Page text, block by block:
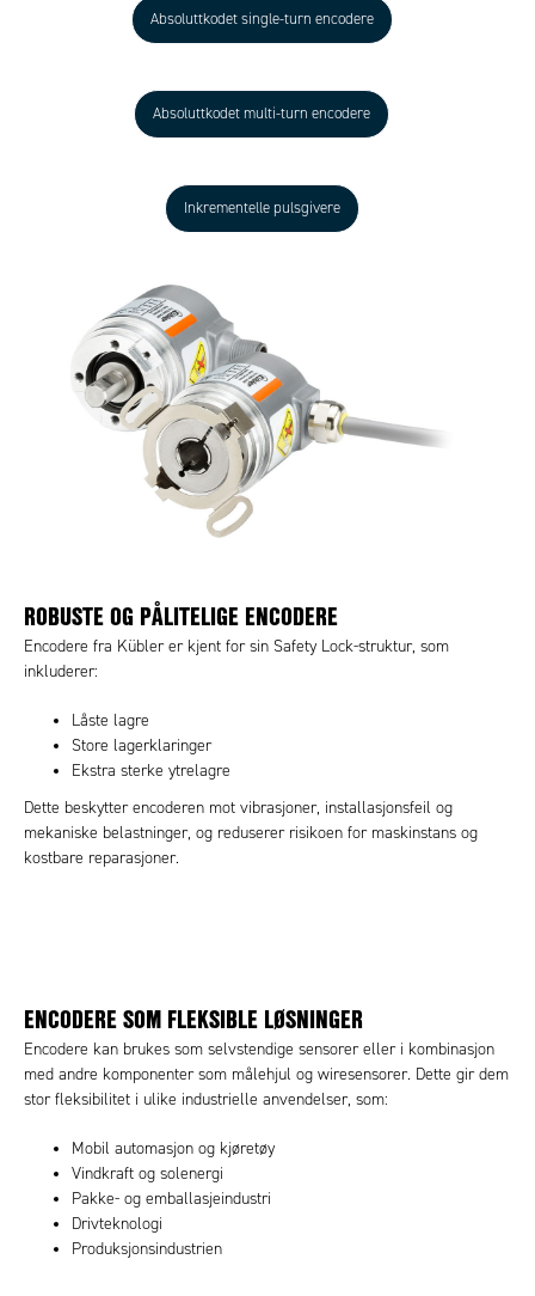
Absoluttkodet single-turn encodere
Absoluttkodet multi-turn encodere
Inkrementelle pulsgivere
ROBUSTE OG PÅLITELIGE ENCODERE
Encodere fra Kübler er kjent for sin Safety Lock-struktur, som
inkluderer:
Låste lagre
Store lagerklaringer
Ekstra sterke ytrelagre
Dette beskytter encoderen mot vibrasjoner, installasjonsfeil og
mekaniske belastninger, og reduserer risikoen for maskinstans og
kostbare reparasjoner.
ENCODERE SOM FLEKSIBLE LØSNINGER
Encodere kan brukes som selvstendige sensorer eller i kombinasjon
med andre komponenter som målehjul og wiresensorer. Dette gir dem
stor fleksibilitet i ulike industrielle anvendelser, som:
Mobil automasjon og kjøretøy
Vindkraft og solenergi
Pakke- og emballasjeindustri
Drivteknologi
Produksjonsindustrien